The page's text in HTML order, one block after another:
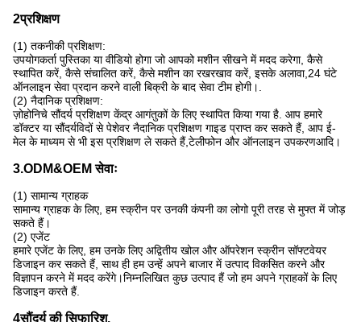
2प्रशिक्षण
(1) तकनीकी प्रशिक्षण:
उपयोगकर्ता पुस्तिका या वीडियो होगा जो आपको मशीन सीखने में मदद करेगा, कैसे
स्थापित करें, कैसे संचालित करें, कैसे मशीन का रखरखाव करें, इसके अलावा,24 घंटे
ऑनलाइन सेवा प्रदान करने वाली बिक्री के बाद सेवा टीम होगी।.
(2) नैदानिक प्रशिक्षण:
ज़ोहोनिचे सौंदर्य प्रशिक्षण केंद्र आगंतुकों के लिए स्थापित किया गया है. आप हमारे
डॉक्टर या सौंदर्यविदों से पेशेवर नैदानिक प्रशिक्षण गाइड प्राप्त कर सकते हैं, आप ई-
मेल के माध्यम से भी इस प्रशिक्षण ले सकते हैं,टेलीफोन और ऑनलाइन उपकरणआदि।
3.ODM&OEM सेवाः
(1) सामान्य ग्राहक
सामान्य ग्राहक के लिए, हम स्क्रीन पर उनकी कंपनी का लोगो पूरी तरह से मुफ्त में जोड़
सकते हैं।
(2) एजेंट
हमारे एजेंट के लिए, हम उनके लिए अद्वितीय खोल और ऑपरेशन स्क्रीन सॉफ्टवेयर
डिजाइन कर सकते हैं, साथ ही हम उन्हें अपने बाजार में उत्पाद विकसित करने और
विज्ञापन करने में मदद करेंगे।निम्नलिखित कुछ उत्पाद हैं जो हम अपने ग्राहकों के लिए
डिजाइन करते हैं.
4सौंदर्य की सिफारिश.